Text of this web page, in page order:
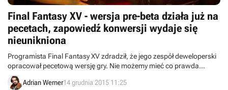
Final Fantasy XV - wersja pre-beta działa już na
pecetach, zapowiedź konwersji wydaje się
nieunikniona
Programista Final Fantasy XV zdradził, że jego zespół deweloperski
opracował pecetową wersję gry. Nie możemy mieć co prawda
pewności, że piętnastka rzeczywiście ukaże się na PC, ale trudno
sobie wyobrazić, aby było inaczej.
Adrian Werner14 grudnia 2015 11:25